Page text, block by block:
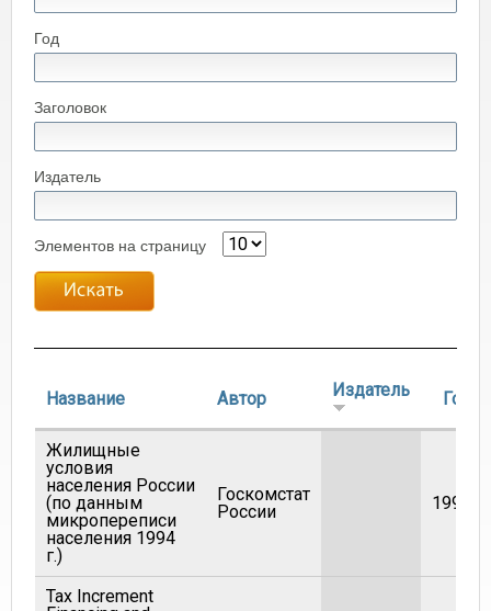
Год
Заголовок
Издатель
Элементов на страницу
Название Автор Издатель Год
Жилищные
условия
населения России
(по данным
микропереписи
населения 1994
г.)
Госкомстат
России
1995
Tax Increment